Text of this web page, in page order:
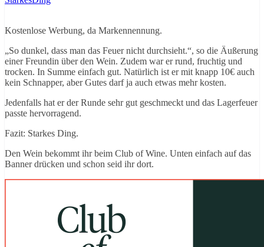
Kostenlose Werbung, da Markennennung.
„So dunkel, dass man das Feuer nicht durchsieht.“, so die Äußerung
einer Freundin über den Wein. Zudem war er rund, fruchtig und
trocken. In Summe einfach gut. Natürlich ist er mit knapp 10€ auch
kein Schnapper, aber Gutes darf ja auch etwas mehr kosten.
Jedenfalls hat er der Runde sehr gut geschmeckt und das Lagerfeuer
passte hervorragend.
Fazit: Starkes Ding.
Den Wein bekommt ihr beim Club of Wine. Unten einfach auf das
Banner drücken und schon seid ihr dort.